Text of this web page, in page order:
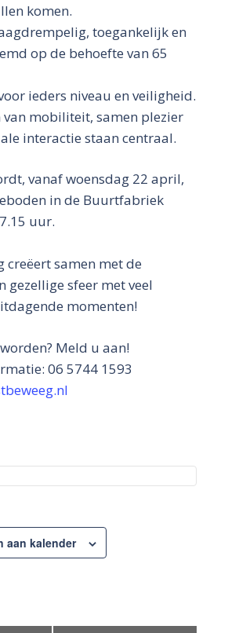
komen.
toegankelijk en
op de behoefte van 65
ieders niveau en veiligheid.
mobiliteit, samen plezier
interactie staan centraal.
vanaf woensdag 22 april,
in de Buurtfabriek
uur.
creëert samen met de
gezellige sfeer met veel
momenten!
Meld u aan!
06 5744 1593
aan kalender